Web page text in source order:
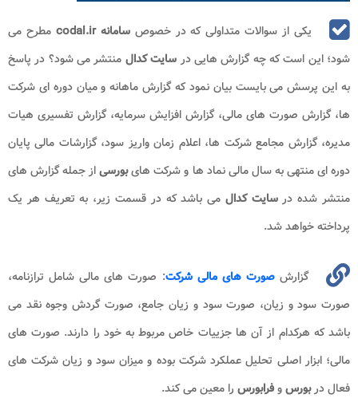
یکی از سوالات متداولی که در خصوصسامانه codal.ir
مطرح می
شود؛ این است که چه گزارش‌ هایی در سایت کدال
منتشر می‎ ‌شود؟ در پاسخ
به این پرسش می بایست بیان نمود که گزارش ماهانه و میان‌ دوره‌ ای شرکت‌
ها، گزارش صورت‌ های مالی، گزارش افزایش سرمایه، گزارش تفسیری هیات
مدیره، گزارش مجامع شرکت‌ ها، اعلام زمان واریز سود، گزارشات مالی پایان
دوره‌ ای منتهی به سال مالی نماد ها و شرکت‌ هایبورسیاز جمله گزارش های
منتشر شده درسایت کدال می باشد که در قسمت زیر، به تعریف هر یک
پرداخته خواهد شد.
گزارشصورت‌ های مالی شرکت: صورت های مالی شامل ترازنامه،
صورت سود و زیان، صورت سود و زیان جامع، صورت گردش وجوه نقد می
باشد که هرکدام از آن ها جزییات خاص مربوط به خود را دارند. صورت های
مالی؛ ابزار اصلی تحلیل عملکرد شرکت بوده و میزان سود و زیان شرکت های
فعال دربورسوفرابورس را معین می کند.